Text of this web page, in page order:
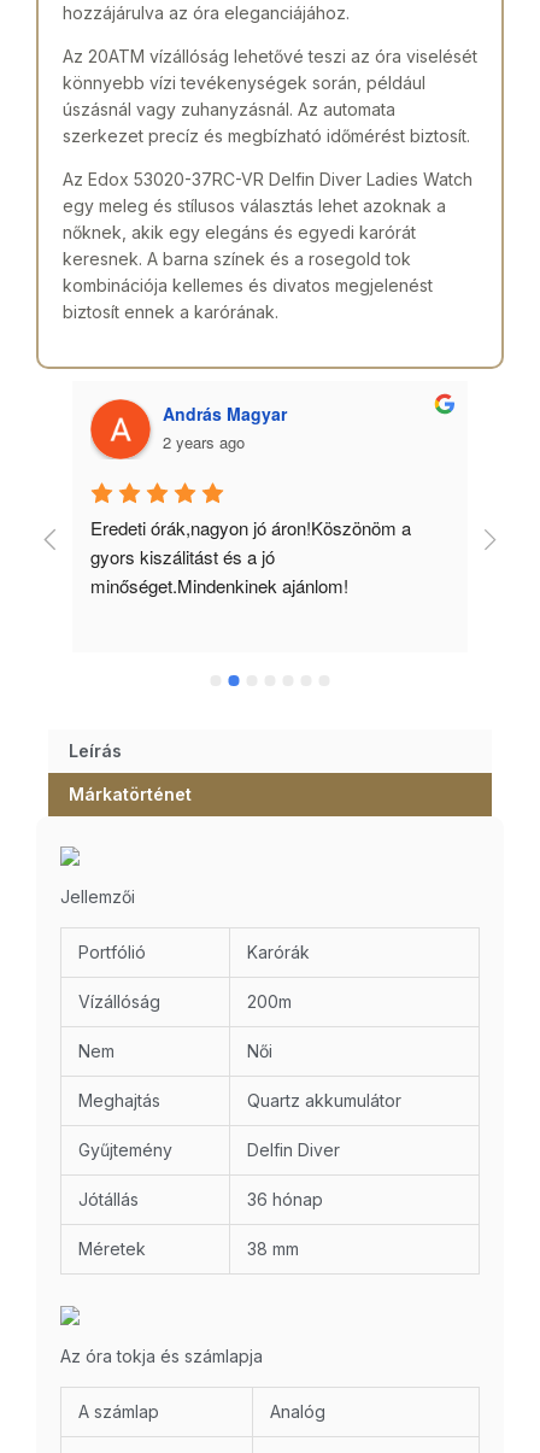
hozzájárulva az óra eleganciájához.
Az 20ATM vízállóság lehetővé teszi az óra viselését
könnyebb vízi tevékenységek során, például
úszásnál vagy zuhanyzásnál. Az automata
szerkezet precíz és megbízható időmérést biztosít.
Az Edox 53020-37RC-VR Delfin Diver Ladies Watch
egy meleg és stílusos választás lehet azoknak a
nőknek, akik egy elegáns és egyedi karórát
keresnek. A barna színek és a rosegold tok
kombinációja kellemes és divatos megjelenést
biztosít ennek a karórának.
András Magyar
2 years ago
Eredeti órák,nagyon jó áron!Köszönöm a
gyors kiszálitást és a jó
minőséget.Mindenkinek ajánlom!
Leírás
Márkatörténet
Jellemzői
Portfólió Karórák
Vízállóság 200m
Nem Női
Meghajtás Quartz akkumulátor
Gyűjtemény Delfin Diver
Jótállás 36 hónap
Méretek 38 mm
Az óra tokja és számlapja
A számlap Analóg